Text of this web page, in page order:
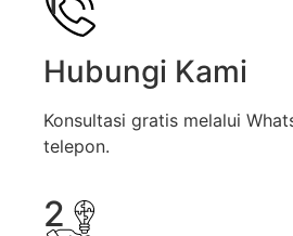
Hubungi Kami
Konsultasi gratis melalui
telepon.
2